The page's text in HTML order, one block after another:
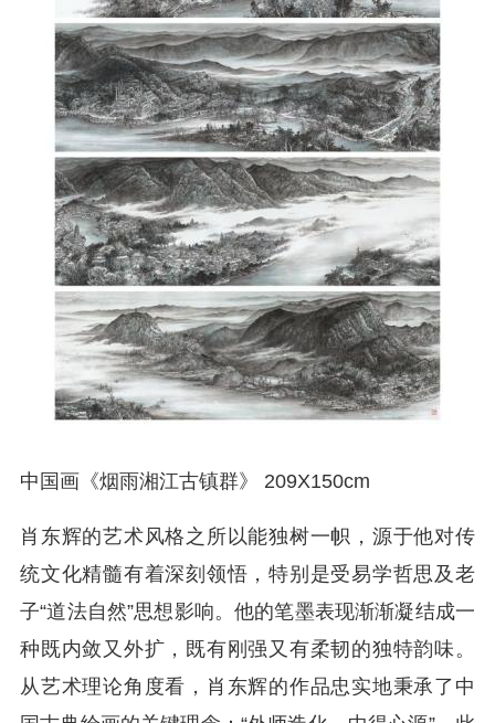
中国画《烟雨湘江古镇群》 209X150cm
肖东辉的艺术风格之所以能独树一帜，源于他对传
统文化精髓有着深刻领悟，特别是受易学哲思及老
子“道法自然”思想影响。他的笔墨表现渐渐凝结成一
种既内敛又外扩，既有刚强又有柔韧的独特韵味。
从艺术理论角度看，肖东辉的作品忠实地秉承了中